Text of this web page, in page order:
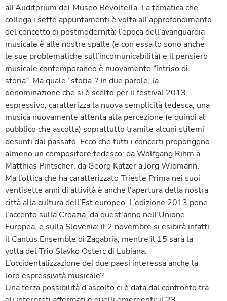
all’Auditorium del Museo Revoltella. La tematica che
collega i sette appuntamenti è volta all’approfondimento
del concetto di postmodernità: l’epoca dell’avanguardia
musicale è alle nostre spalle (e con essa lo sono anche
le sue problematiche sull’incomunicabilità) e il pensiero
musicale contemporaneo è nuovamente “intriso di
storia”. Ma quale “storia”? In due parole, la
denominazione che si è scelto per il festival 2013,
espressivo, caratterizza la nuova semplicità tedesca, una
musica nuovamente attenta alla percezione (e quindi al
pubblico che ascolta) soprattutto tramite alcuni stilemi
desunti dal passato. Ecco che tutti i concerti propongono
almeno un compositore tedesco: da Wolfgang Rihm a
Matthias Pintscher, da Georg Katzer a Jörg Widmann.
Ma l’ottica che ha caratterizzato Trieste Prima nei suoi
ventisette anni di attività è anche l’apertura della nostra
città alla cultura dell’Est europeo. L’edizione 2013 pone
l’accento sulla Croazia, da quest’anno nell’Unione
Europea, e sulla Slovenia: il 2 novembre si esibirà infatti
il Cantus Ensemble di Zagabria, mentre il 15 sarà la
volta del Trio Slavko Osterc di Lubiana.
L’occidentalizzazione dei due paesi interessa anche la
loro espressività musicale?
Una terza possibilità d’ascolto ci è data dal confronto tra